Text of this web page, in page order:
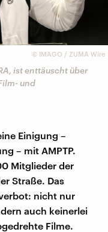
© IMAGO / ZUMA Wire
ist enttäuscht über
und
Einigung –
– mit AMPTP.
Mitglieder der
Straße. Das
nicht nur
auch keinerlei
Filme.